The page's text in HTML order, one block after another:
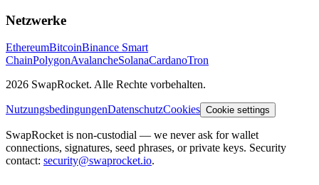
Netzwerke
EthereumBitcoinBinance Smart
ChainPolygonAvalancheSolanaCardanoTron
2026 SwapRocket. Alle Rechte vorbehalten.
NutzungsbedingungenDatenschutzCookies Cookie settings
SwapRocket is non-custodial — we never ask for wallet
connections, signatures, seed phrases, or private keys. Security
contact: security@swaprocket.io.